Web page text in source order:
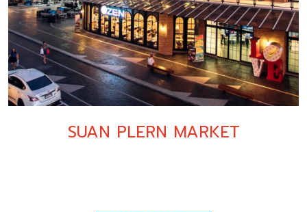
SUAN PLERN MARKET